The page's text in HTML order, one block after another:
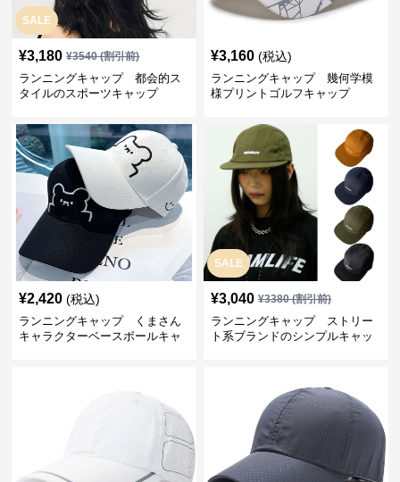
SALE
¥3,180 ¥3540(割引前)
ランニングキャップ 都会的ス
タイルのスポーツキャップ
¥3,160 (税込)
ランニングキャップ 幾何学模
様プリントゴルフキャップ
¥2,420 (税込)
ランニングキャップ くまさん
キャラクターベースボールキャ
SALE
¥3,040 ¥3380(割引前)
ランニングキャップ ストリー
ト系ブランドのシンプルキャッ